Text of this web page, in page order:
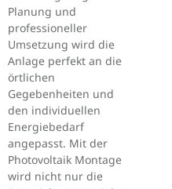
Planung und
professioneller
Umsetzung wird die
Anlage perfekt an die
örtlichen
Gegebenheiten und
den individuellen
Energiebedarf
angepasst. Mit der
Photovoltaik Montage
wird nicht nur die